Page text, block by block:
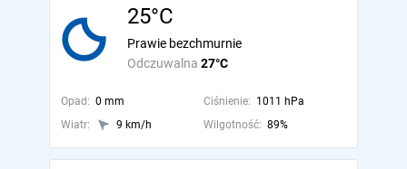
25°C
Odczuwalna 27°C
Prawie bezchmurnie
Opad: 0 mm Ciśnienie: 1011 hPa
Wiatr:
9 km/h Wilgotność: 89%